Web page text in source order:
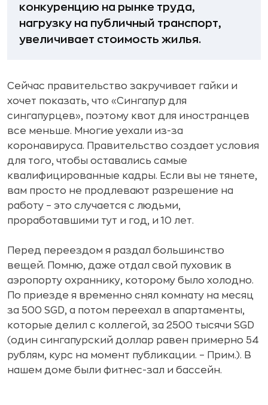
конкуренцию на рынке труда,
нагрузку на публичный транспорт,
увеличивает стоимость жилья.
Сейчас правительство закручивает гайки и
хочет показать, что «Сингапур для
сингапурцев», поэтому квот для иностранцев
все меньше. Многие уехали из-за
коронавируса. Правительство создает условия
для того, чтобы оставались самые
квалифицированные кадры. Если вы не тянете,
вам просто не продлевают разрешение на
работу – это случается с людьми,
проработавшими тут и год, и 10 лет.
Перед переездом я раздал большинство
вещей. Помню, даже отдал свой пуховик в
аэропорту охраннику, которому было холодно.
По приезде я временно снял комнату на месяц
за 500 SGD, а потом переехал в апартаменты,
которые делил с коллегой, за 2500 тысячи SGD
(один сингапурский доллар равен примерно 54
рублям, курс на момент публикации. – Прим.). В
нашем доме были фитнес-зал и бассейн.